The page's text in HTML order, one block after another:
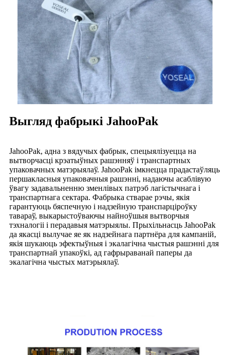
Выгляд фабрыкі JahooPak
JahooPak, адна з вядучых фабрык, спецыялізуецца на
вытворчасці крэатыўных рашэнняў і транспартных
упаковачных матэрыялаў. JahooPak імкнецца прадастаўляць
першакласныя упаковачныя рашэнні, надаючы асаблівую
ўвагу задавальненню зменлівых патрэб лагістычнага і
транспартнага сектара. Фабрыка стварае рэчы, якія
гарантуюць бяспечную і надзейную транспарціроўку
тавараў, выкарыстоўваючы найноўшыя вытворчыя
тэхналогіі і перадавыя матэрыялы. Прыхільнасць JahooPak
да якасці вылучае яе як надзейнага партнёра для кампаній,
якія шукаюць эфектыўныя і экалагічна чыстыя рашэнні для
транспартнай упакоўкі, ад гафрыраванай паперы да
экалагічна чыстых матэрыялаў.